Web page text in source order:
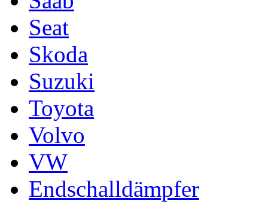
Seat
Skoda
Suzuki
Toyota
Volvo
VW
Endschalldämpfer